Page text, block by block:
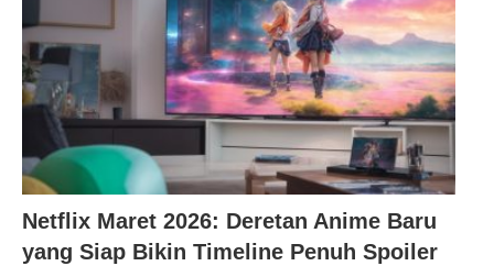
Netflix Maret 2026: Deretan Anime Baru
yang Siap Bikin Timeline Penuh Spoiler